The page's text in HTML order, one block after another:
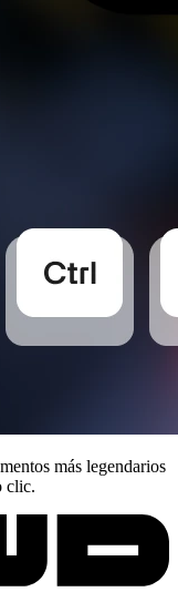
más legendarios
clic.